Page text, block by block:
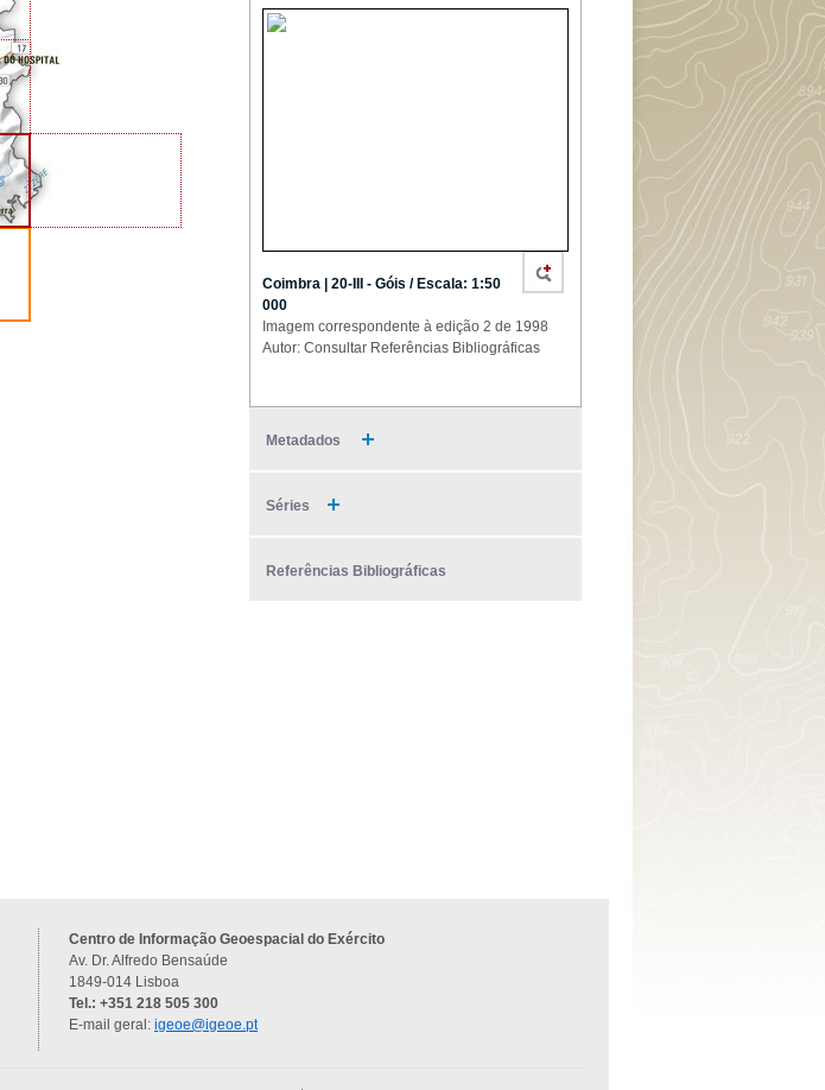
Coimbra | 20-III - Góis / Escala: 1:50
000
Imagem correspondente à edição 2 de 1998
Autor: Consultar Referências Bibliográficas
Metadados
Séries
Referências Bibliográficas
Centro de Informação Geoespacial do Exército
Av. Dr. Alfredo Bensaúde
1849-014 Lisboa
Tel.: +351 218 505 300
E-mail geral: igeoe@igeoe.pt